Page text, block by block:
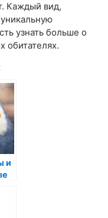
Каждый вид,
узнать больше о
обитателях.
и